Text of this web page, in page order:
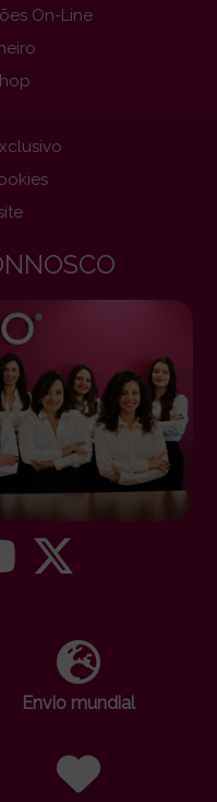
On-Line
Envio mundial